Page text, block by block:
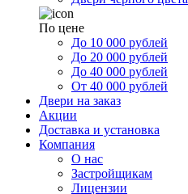
По цене
До 10 000 рублей
До 20 000 рублей
До 40 000 рублей
От 40 000 рублей
Двери на заказ
Акции
Доставка и установка
Компания
О нас
Застройщикам
Лицензии